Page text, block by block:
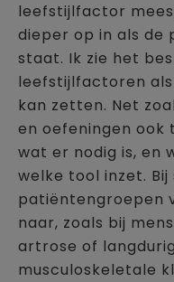
leefstijlfactor
dieper op in als de
staat. Ik zie het
leefstijlfactoren
kan zetten. Net
en oefeningen ook
wat er nodig is, en
welke tool inzet. Bij
patiëntengroepen
naar, zoals bij
artrose of
musculoskeletale